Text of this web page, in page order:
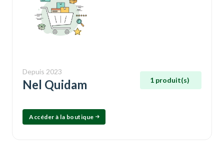
Depuis 2023
Nel Quidam 1 produit(s)
Accéder à la boutique